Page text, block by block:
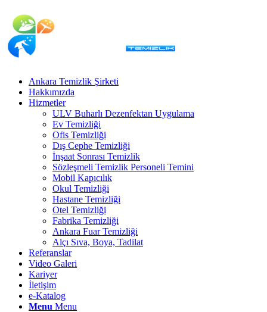
Ankara Temizlik Şirketi
Hakkımızda
Hizmetler
ULV Buharlı Dezenfektan Uygulama
Ev Temizliği
Ofis Temizliği
Dış Cephe Temizliği
İnşaat Sonrası Temizlik
Sözleşmeli Temizlik Personeli Temini
Mobil Kapıcılık
Okul Temizliği
Hastane Temizliği
Otel Temizliği
Fabrika Temizliği
Ankara Fuar Temizliği
Alçı Sıva, Boya, Tadilat
Referanslar
Video Galeri
Kariyer
İletişim
e-Katalog
Menu Menu